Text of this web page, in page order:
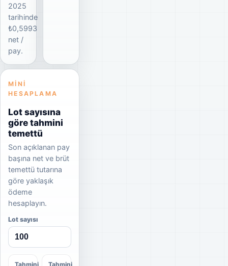
2025
tarihinde
₺0,5993
net /
pay.
MINI
HESAPLAMA
Lot sayısına
göre tahmini
temettü
Son açıklanan pay
başına net ve brüt
temettü tutarına
göre yaklaşık
ödeme
hesaplayın.
Lot sayısı
Tahmini Tahmini